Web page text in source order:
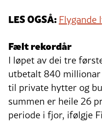
LES OGSÅ: Flygande
Fælt rekordår
I løpet av dei tre
utbetalt 840
til private hytter og
summen er heile 26
periode i fjor, ifølgje